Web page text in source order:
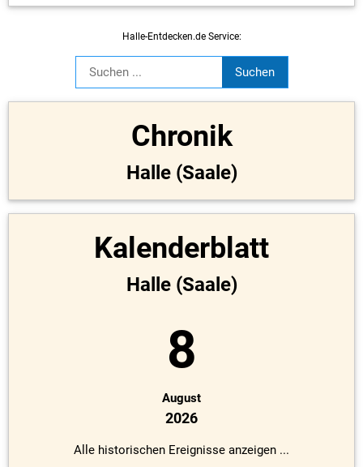
Halle-Entdecken.de Service:
Chronik
Halle (Saale)
Kalenderblatt
Halle (Saale)
8
August
2026
Alle historischen Ereignisse anzeigen ...